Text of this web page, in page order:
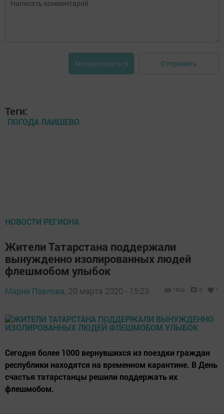
Авторизоваться Отправить
Теги:
ПОГОДА ЛАИШЕВО
НОВОСТИ РЕГИОНА
Жители Татарстана поддержали
вынужденно изолированных людей
флешмобом улыбок
Мария Павлова, 20 марта 2020 - 15:23 1624 0 1
Сегодня более 1000 вернувшихся из поездки граждан
республики находятся на временном карантине. В День
счастья татарстанцы решили поддержать их
флешмобом.